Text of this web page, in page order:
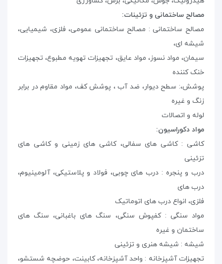
مصالح ساختمانی و تزئینات:
مصالح ساختمانی : مصالح ساختمانی عمومی، فلزی، شیمیایی،
شیشه ای،
سیمان، مواد نسوز، مواد عایق، تجهیزات تهویه مطبوع، تجهیزات
خنک کننده
پوشش،: سطح دیوار، ضد آب ، پوشش کف، مواد مقاوم در برابر
زنگ و غیره
لوله و اتصالات
مواد دکوراسیون:
کاشی : کاشی های سفالی، کاشی های زمینی و کاشی های
تزئینی
درب و پنجره : درب های چوبی، فولاد و پلاستیکی، آلومینیوم،
درب های
فلزی، انواع درب های اتوماتیک
مواد سنگی : کفپوش سنگی، سنگ های باغبانی، سنگ های
ساختمان و غیره
شیشه : شیشه هنری و تزئینی
تجهیزات آشپزخانه : واحد آشپزخانه، کابینت، حوضچه شستشو،